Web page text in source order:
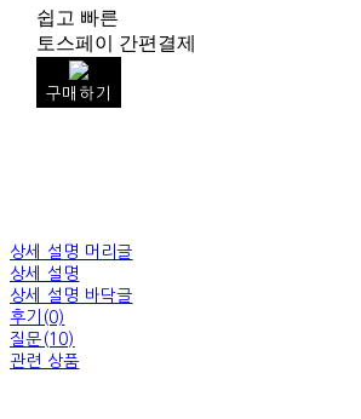
쉽고 빠른
토스페이 간편결제
구매하기
상세 설명 머리글
상세 설명
상세 설명 바닥글
후기(0)
질문(10)
관련 상품